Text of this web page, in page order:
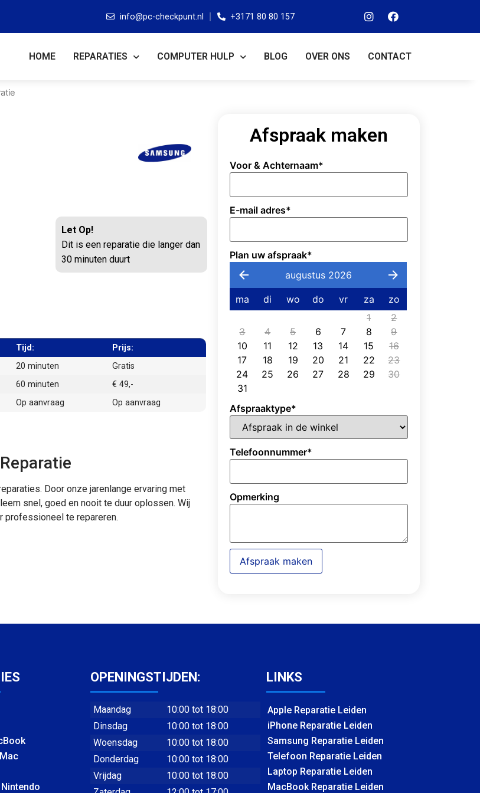
info@pc-checkpunt.nl +3171 80 80 157
HOME REPARATIES COMPUTER HULP BLOG OVER ONS CONTACT
Let Op!
Dit is een reparatie die langer dan
30 minuten duurt
Tijd:
Prijs:
20 minuten
Gratis
60 minuten
€ 49,-
Op aanvraag Op aanvraag
Door onze jarenlange ervaring met
snel, goed en nooit te duur oplossen. Wij
professioneel te repareren.
Afspraak maken
Voor & Achternaam*
E-mail adres*
Plan uw afspraak*
augustus 2026
ma di wo do vr za
zo
1
2
3
4 5 6 7 8
9
10
11 12 13 14 15
16
17
18 19 20 21 22
23
24
25 26 27 28 29
30
31
Afspraaktype*
Telefoonnummer*
Opmerking
Afspraak maken
OPENINGSTIJDEN:
Maandag
10:00 tot 18:00
Dinsdag
10:00 tot 18:00
Woensdag
10:00 tot 18:00
Donderdag
10:00 tot 18:00
Vrijdag
10:00 tot 18:00
LINKS
Apple Reparatie Leiden
iPhone Reparatie Leiden
Samsung Reparatie Leiden
Telefoon Reparatie Leiden
Laptop Reparatie Leiden
MacBook Reparatie Leiden